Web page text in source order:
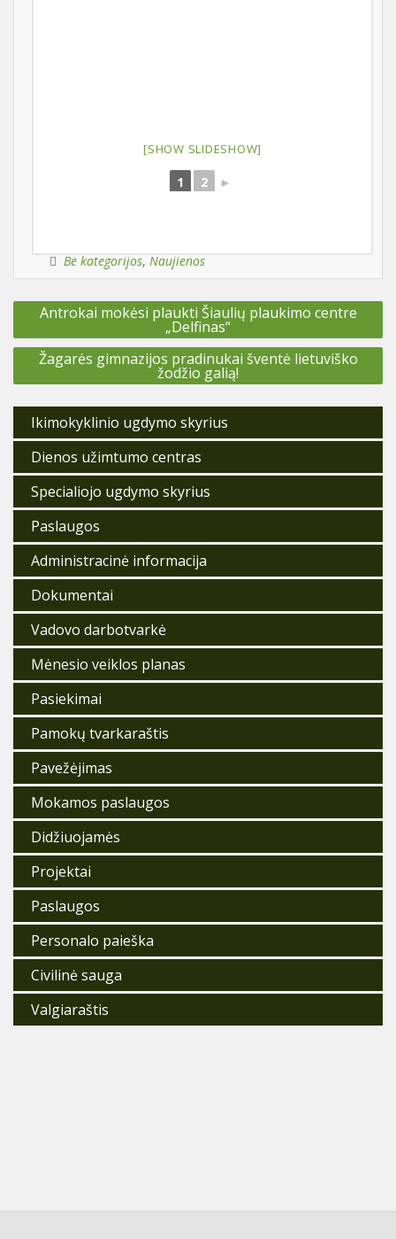
[SHOW SLIDESHOW]
1 2 ►
Be kategorijos, Naujienos
Navigacija
tarpAntrokai mokėsi plaukti Šiaulių plaukimo centre
„Delfinas“
Žagarės gimnazijos pradinukai šventė lietuviško
žodžio galią!
Ikimokyklinio ugdymo skyrius
Dienos užimtumo centras
Specialiojo ugdymo skyrius
Paslaugos
Administracinė informacija
Dokumentai
Vadovo darbotvarkė
Mėnesio veiklos planas
Pasiekimai
Pamokų tvarkaraštis
Pavežėjimas
Mokamos paslaugos
Didžiuojamės
Projektai
Paslaugos
Personalo paieška
Civilinė sauga
Valgiaraštis